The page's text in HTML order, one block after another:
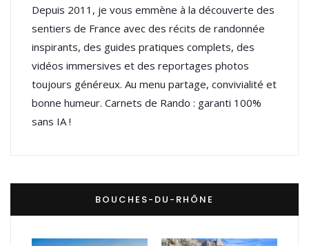
Depuis 2011, je vous emmène à la découverte des
sentiers de France avec des récits de randonnée
inspirants, des guides pratiques complets, des
vidéos immersives et des reportages photos
toujours généreux. Au menu partage, convivialité et
bonne humeur. Carnets de Rando : garanti 100%
sans IA !
BOUCHES-DU-RHÔNE